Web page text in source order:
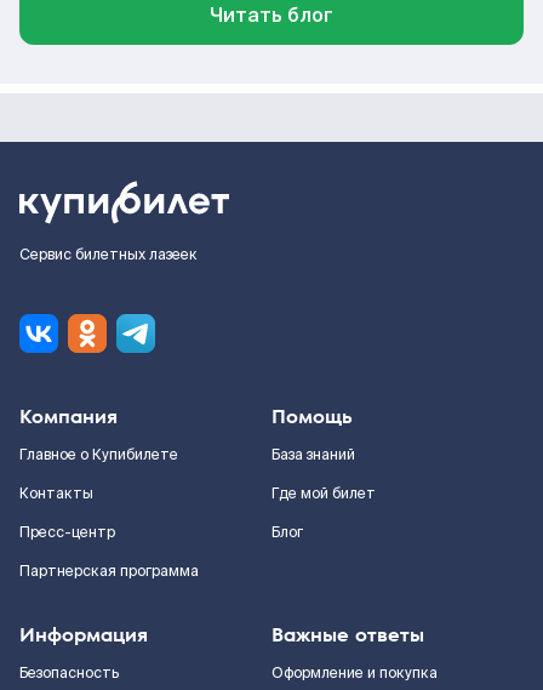
Читать блог
Сервис билетных лазеек
Компания
Главное о Купибилете
Контакты
Пресс-центр
Партнерская программа
Помощь
База знаний
Где мой билет
Блог
Информация
Безопасность
Важные ответы
Оформление и покупка